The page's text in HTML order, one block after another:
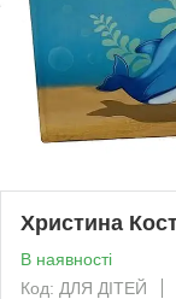
Христина
В наявності
Код: ДЛЯ ДІТЕЙ